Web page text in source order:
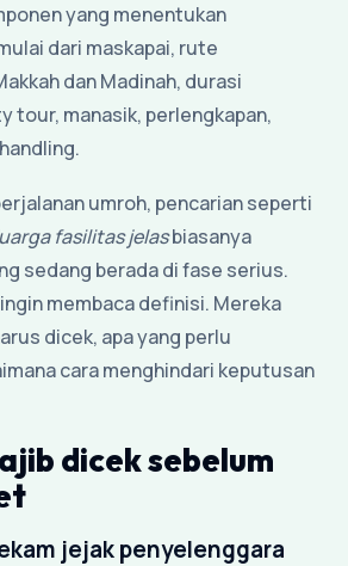
yang menentukan
dari maskapai, rute
dan Madinah, durasi
tour, manasik, perlengkapan,
umroh, pencarian seperti
fasilitas jelasbiasanya
sedang berada di fase serius.
membaca definisi. Mereka
dicek, apa yang perlu
cara menghindari keputusan
dicek sebelum
jejak penyelenggara